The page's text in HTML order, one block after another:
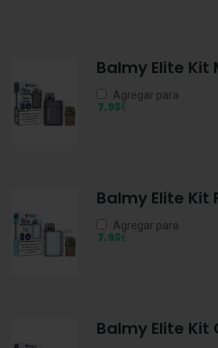
Balmy Elite Kit
Agregar para
7,95€
Balmy Elite Kit
Agregar para
7,95€
Balmy Elite